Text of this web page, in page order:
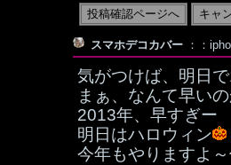
スマホデコカバー ：：
気がつけば、明日
まぁ、なんて早い
2013年、早すぎー
明日はハロウィン
今年もやりますよ